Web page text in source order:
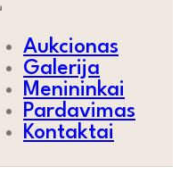
Aukcionas
Galerija
Menininkai
Pardavimas
Kontaktai